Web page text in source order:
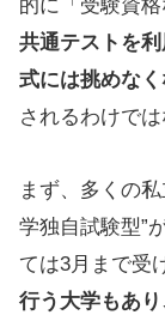
的に「受験資
共通テストを
式には挑めなく
されるわけでは
まず、多くの
学独自試験型”
ては3月まで受
行う大学もあ